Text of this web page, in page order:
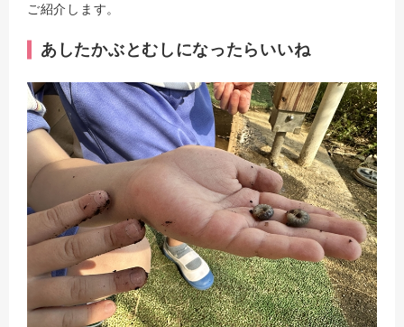
ご紹介します。
あしたかぶとむしになったらいいね